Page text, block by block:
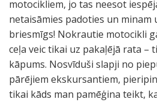
motocikliem, jo tas neesot
netaisāmies padoties un minam
briesmīgs! Nokrautie motocikli
ceļa veic tikai uz pakaļējā rata –
kāpums. Nosvīduši slapji no
pārējiem ekskursantiem,
tikai kāds man pamēģina teikt,